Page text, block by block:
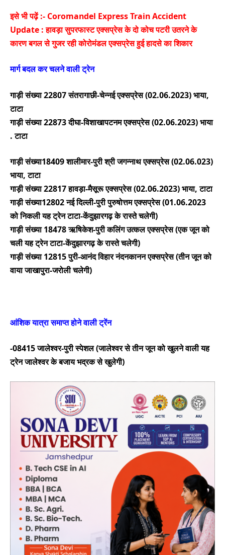
इसे भी पढ़ें :- Coromandel Express Train Accident
Update : हावड़ा सुपरफास्ट एक्सप्रेस के दो कोच पटरी उतरने के
कारण बगल से गुजर रही कोरोमंडल एक्सप्रेस हुई हादसे का शिकार
मार्ग बदल कर चलने वाली ट्रेन
गाड़ी संख्या 22807 संतरागाछी-चेन्नई एक्सप्रेस (02.06.2023) भाया,
टाटा
गाड़ी संख्या 22873 दीघा-विशाखापटनम एक्सप्रेस (02.06.2023) भाया
. टाटा
गाड़ी संख्या18409 शालीमार-पुरी श्री जगन्नाथ एक्सप्रेस (02.06.023)
भाया, टाटा
गाड़ी संख्या 22817 हावड़ा-मैसूरू एक्सप्रेस (02.06.2023) भाया, टाटा
गाड़ी संख्या12802 नई दिल्ली-पुरी पुरुषोत्तम एक्सप्रेस (01.06.2023
को निकली यह ट्रेन टाटा-केंदुझारगढ़ के रास्ते चलेगी)
गाड़ी संख्या 18478 ऋषिकेश-पुरी कलिंग उत्कल एक्सप्रेस (एक जून को
चली यह ट्रेन टाटा-केंदुझारगढ़ के रास्ते चलेगी)
गाड़ी संख्या 12815 पुरी-आनंद विहार नंदनकानन एक्सप्रेस (तीन जून को
वाया जाखापुरा-जरोली चलेगी)
आंशिक यात्रा समाप्त होने वाली ट्रेंन
-08415 जालेश्वर-पुरी स्पेशल (जालेश्वर से तीन जून को खुलने वाली यह
ट्रेन जालेश्वर के बजाय भद्रक से खुलेगी)